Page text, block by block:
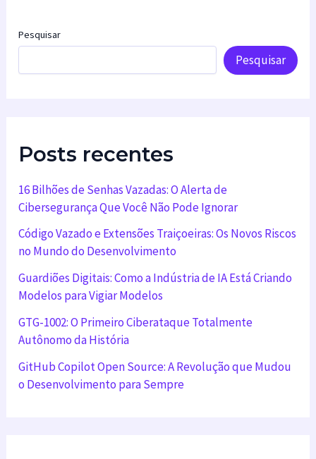
Pesquisar
Pesquisar
Posts recentes
16 Bilhões de Senhas Vazadas: O Alerta de
Cibersegurança Que Você Não Pode Ignorar
Código Vazado e Extensões Traiçoeiras: Os Novos Riscos
no Mundo do Desenvolvimento
Guardiões Digitais: Como a Indústria de IA Está Criando
Modelos para Vigiar Modelos
GTG-1002: O Primeiro Ciberataque Totalmente
Autônomo da História
GitHub Copilot Open Source: A Revolução que Mudou
o Desenvolvimento para Sempre